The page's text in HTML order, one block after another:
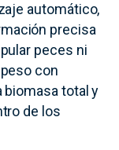
automático,
precisa
peces ni
con
biomasa total y
de los